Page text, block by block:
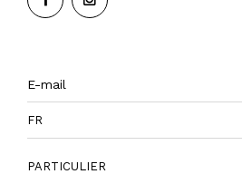
FR
PARTICULIER